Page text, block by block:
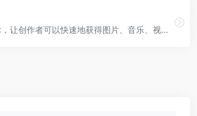
使用人工智能技术，让创作者可以快速地获得图片、音乐、视频素材，也可以修饰、美化现有的素材，效率提升80%。